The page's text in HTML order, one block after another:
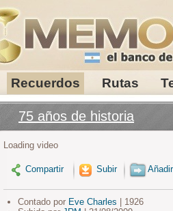
Recuerdos Rutas
75 años de historia
Loading video
Compartir Subir
Contado por Eve Charles | 1926